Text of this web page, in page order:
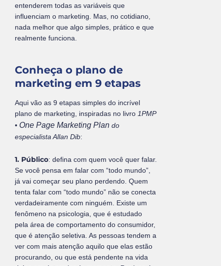
entenderem todas as variáveis que
influenciam o marketing. Mas, no cotidiano,
nada melhor que algo simples, prático e que
realmente funciona.
Conheça o plano de
marketing em 9 etapas
Aqui vão as 9 etapas simples do incrível
plano de marketing, inspiradas no livro 1PMP
• One Page Marketing Plan do
especialista Allan Dib:
1. Público: defina com quem você quer falar.
Se você pensa em falar com “todo mundo”,
já vai começar seu plano perdendo. Quem
tenta falar com “todo mundo” não se conecta
verdadeiramente com ninguém. Existe um
fenômeno na psicologia, que é estudado
pela área de comportamento do consumidor,
que é atenção seletiva. As pessoas tendem a
ver com mais atenção aquilo que elas estão
procurando, ou que está pendente na vida